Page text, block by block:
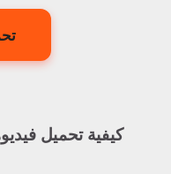
كيفية تحميل